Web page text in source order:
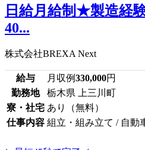
日給月給制★製造経
40...
株式会社BREXA Next
給与 月収例330,000円
勤務地
栃木県 上三川町
寮・社宅 あり（無料）
仕事内容 組立・組み立て / 自動